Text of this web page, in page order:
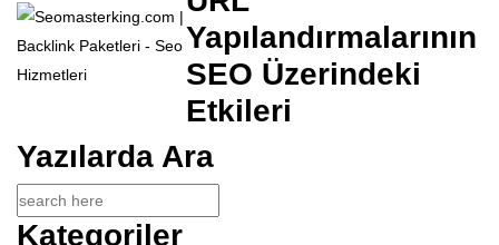
Yapılandırmalarının
SEO Üzerindeki
Etkileri
Yazılarda Ara
Kategoriler